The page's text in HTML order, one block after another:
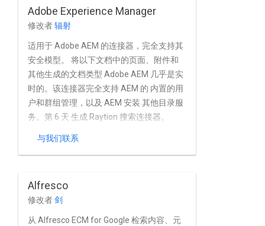
Adobe Experience Manager
修改者辐射
适用于 Adobe AEM 的连接器，完全支持其
安全模型。 将以下文档中的页面、附件和
其他生成的文档类型 Adobe AEM 几乎是实
时的。该连接器完全支持 AEM 的 内置的用
户和群组管理，以及 AEM 安装 其他目录服
务。第 6 天 生成 Raytion 搜索连接器。
与我们联系
Alfresco
修改者剑
从 Alfresco ECM for Google 检索内容、元